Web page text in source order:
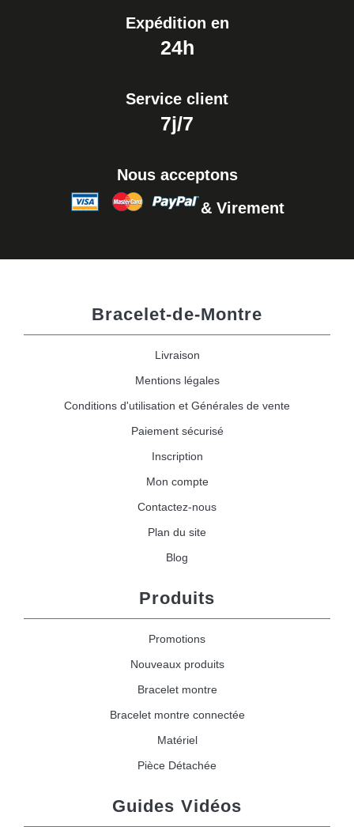
Expédition en
24h
Service client
7j/7
Nous acceptons
& Virement
Bracelet-de-Montre
Livraison
Mentions légales
Conditions d'utilisation et Générales de vente
Paiement sécurisé
Inscription
Mon compte
Contactez-nous
Plan du site
Blog
Produits
Promotions
Nouveaux produits
Bracelet montre
Bracelet montre connectée
Matériel
Pièce Détachée
Guides Vidéos